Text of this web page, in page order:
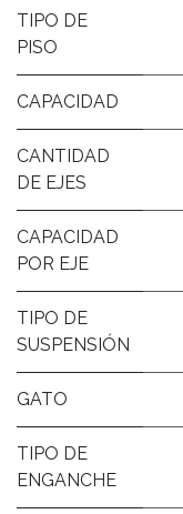
TIPO DE
PISO
CAPACIDAD
CANTIDAD
DE EJES
CAPACIDAD
POR EJE
TIPO DE
SUSPENSIÓN
GATO
TIPO DE
ENGANCHE